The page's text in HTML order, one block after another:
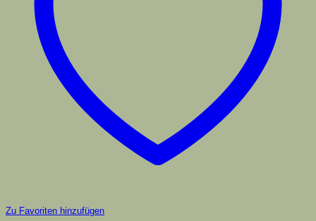
Zu Favoriten hinzufügen